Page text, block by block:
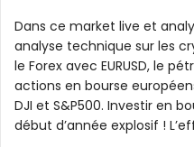
Dans ce market live et
analyse technique sur les
le Forex avec EURUSD, le
actions en bourse
DJI et S&P500. Investir en
début d’année explosif !